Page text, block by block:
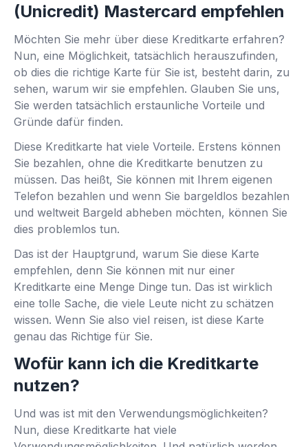
(Unicredit) Mastercard empfehlen
Möchten Sie mehr über diese Kreditkarte erfahren?
Nun, eine Möglichkeit, tatsächlich herauszufinden,
ob dies die richtige Karte für Sie ist, besteht darin, zu
sehen, warum wir sie empfehlen. Glauben Sie uns,
Sie werden tatsächlich erstaunliche Vorteile und
Gründe dafür finden.
Diese Kreditkarte hat viele Vorteile. Erstens können
Sie bezahlen, ohne die Kreditkarte benutzen zu
müssen. Das heißt, Sie können mit Ihrem eigenen
Telefon bezahlen und wenn Sie bargeldlos bezahlen
und weltweit Bargeld abheben möchten, können Sie
dies problemlos tun.
Das ist der Hauptgrund, warum Sie diese Karte
empfehlen, denn Sie können mit nur einer
Kreditkarte eine Menge Dinge tun. Das ist wirklich
eine tolle Sache, die viele Leute nicht zu schätzen
wissen. Wenn Sie also viel reisen, ist diese Karte
genau das Richtige für Sie.
Wofür kann ich die Kreditkarte
nutzen?
Und was ist mit den Verwendungsmöglichkeiten?
Nun, diese Kreditkarte hat viele